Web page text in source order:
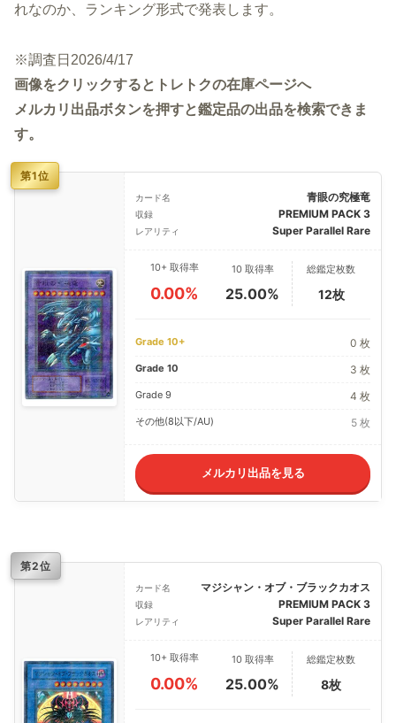
れなのか、ランキング形式で発表します。
※調査日2026/4/17
画像をクリックするとトレトクの在庫ページへ
メルカリ出品ボタンを押すと鑑定品の出品を検索できま
す。
第1位
カード名 青眼の究極竜
収録 PREMIUM PACK 3
レアリティ Super Parallel Rare
10+ 取得率
0.00%
10 取得率
25.00%
総鑑定枚数
12枚
Grade 10+ 0 枚
Grade 10 3 枚
Grade 9 4 枚
その他(8以下/AU) 5 枚
メルカリ出品を見る
第2位
カード名 マジシャン・オブ・ブラックカオス
収録 PREMIUM PACK 3
レアリティ Super Parallel Rare
10+ 取得率
0.00%
10 取得率
25.00%
総鑑定枚数
8枚